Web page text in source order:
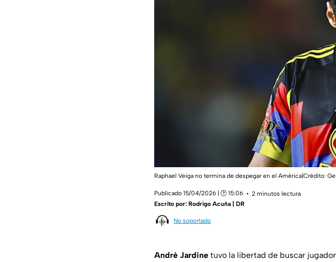
Raphael Veiga no termina de despegar en el América|Crédito:
Publicado 15/04/2026 | 🕑 15:06
2 minutos lectura
Escrito por: Rodrigo Acuña | DR
No soportado
André Jardine tuvo la libertad de buscar